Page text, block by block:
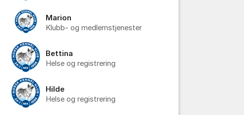
innstillinger for innlegg/kommentarer
Marion
Klubb- og medlemstjenester
Bettina
Helse og registrering
Hilde
Helse og registrering